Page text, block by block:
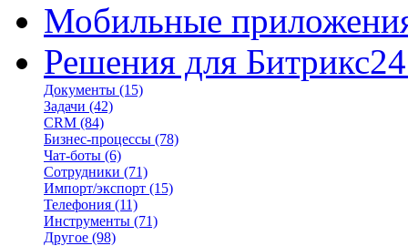
Мобильные
Решения для Битрикс24
Документы (15)
Задачи (42)
CRM (84)
Бизнес-процессы (78)
Чат-боты (6)
Сотрудники (71)
Импорт/экспорт (15)
Телефония (11)
Инструменты (71)
Другое (98)